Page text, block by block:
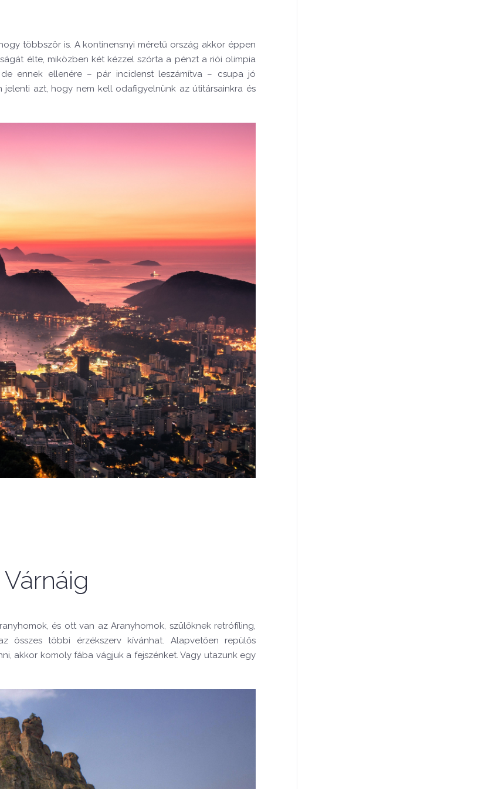
többször is. A kontinensnyi méretű ország akkor éppen
élte, miközben két kézzel szórta a pénzt a riói olimpia
ennek ellenére – pár incidenst leszámítva – csupa jó
azt, hogy nem kell odafigyelnünk az útitársainkra és
és ott van az Aranyhomok, szülőknek retrófíling,
összes többi érzékszerv kívánhat. Alapvetően repülős
akkor komoly fába vágjuk a fejszénket. Vagy utazunk egy